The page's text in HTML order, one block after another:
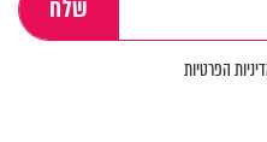
הפרטיות